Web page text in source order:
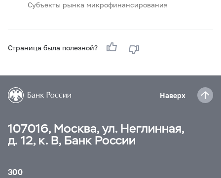
Субъекты рынка микрофинансирования
Страница была полезной?
Наверх
107016, Москва, ул. Неглинная,
д. 12, к. В, Банк России
300